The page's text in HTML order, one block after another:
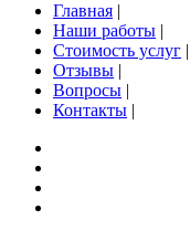
Главная |
Наши работы |
Стоимость услуг |
Отзывы |
Вопросы |
Контакты |